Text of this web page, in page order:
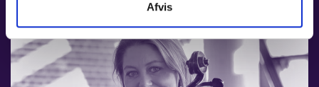
Afvis